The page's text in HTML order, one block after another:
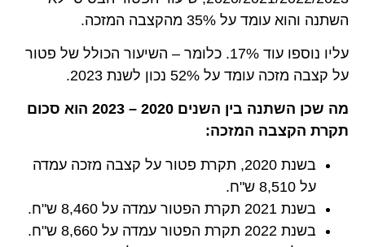
השתנה והוא עומד על 35% מהקצבה המזכה.
עליו נוספו עוד 17%. כלומר – השיעור הכולל של פטור
על קצבה מזכה עומד על 52% נכון לשנת 2023.
מה שכן השתנה בין השנים 2020 – 2023 הוא סכום
תקרת הקצבה המזכה:
בשנת 2020, תקרת פטור על קצבה מזכה עמדה
על 8,510 ש"ח.
בשנת 2021 תקרת הפטור עמדה על 8,460 ש"ח.
בשנת 2022 תקרת הפטור עמדה על 8,660 ש"ח.